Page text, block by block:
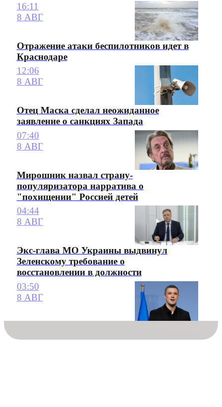
16:11
8 АВГ
Отражение атаки беспилотников идет в
Краснодаре
12:06
8 АВГ
Отец Маска сделал неожиданное
заявление о санкциях Запада
07:40
8 АВГ
Мирошник назвал страну-
популяризатора нарратива о
"похищении" Россией детей
04:44
8 АВГ
Экс-глава МО Украины выдвинул
Зеленскому требование о
восстановлении в должности
03:50
8 АВГ